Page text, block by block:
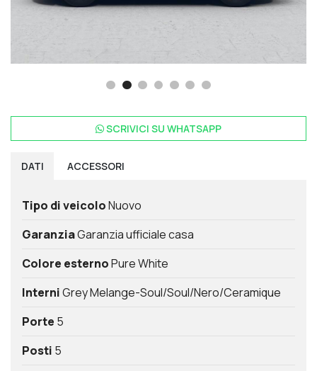
SCRIVICI SU WHATSAPP
DATI ACCESSORI
Tipo di veicoloNuovo
GaranziaGaranzia ufficiale casa
Colore esternoPure White
InterniGrey Melange-Soul/Soul/Nero/Ceramique
Porte 5
Posti 5